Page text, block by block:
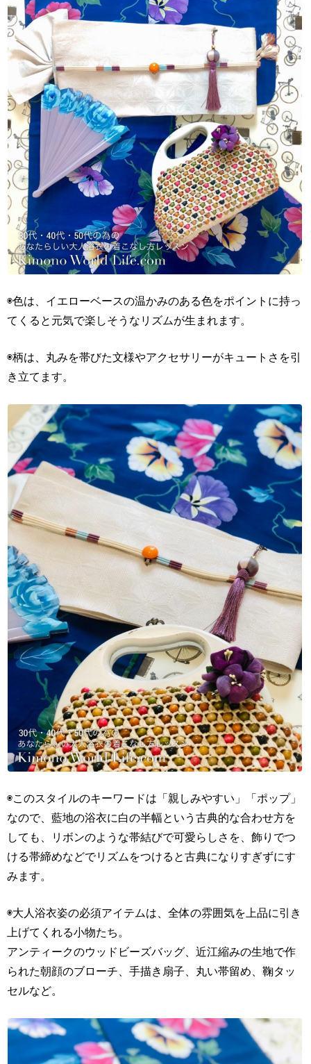
◉色は、イエローベースの温かみのある色をポイントに持っ
てくると元気で楽しそうなリズムが生まれます。
◉柄は、丸みを帯びた文様やアクセサリーがキュートさを引
き立てます。
◉このスタイルのキーワードは「親しみやすい」「ポップ」
なので、藍地の浴衣に白の半幅という古典的な合わせ方を
しても、リボンのような帯結びで可愛らしさを、飾りでつ
ける帯締めなどでリズムをつけると古典になりすぎずにす
みます。
◉大人浴衣姿の必須アイテムは、全体の雰囲気を上品に引き
上げてくれる小物たち。
アンティークのウッドビーズバッグ、近江縮みの生地で作
られた朝顔のブローチ、手描き扇子、丸い帯留め、鞠タッ
セルなど。